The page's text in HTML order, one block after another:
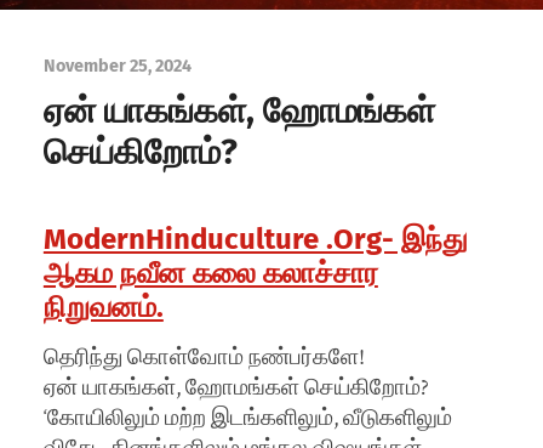
November 25, 2024
ஏன் யாகங்கள், ஹோமங்கள்
செய்கிறோம்?
ModernHinduculture .Org- இந்து
ஆகம நவீன கலை கலாச்சார
நிறுவனம்.
தெரிந்து கொள்வோம் நண்பர்களே!
ஏன் யாகங்கள், ஹோமங்கள் செய்கிறோம்?
‘கோயிலிலும் மற்ற இடங்களிலும், வீடுகளிலும்